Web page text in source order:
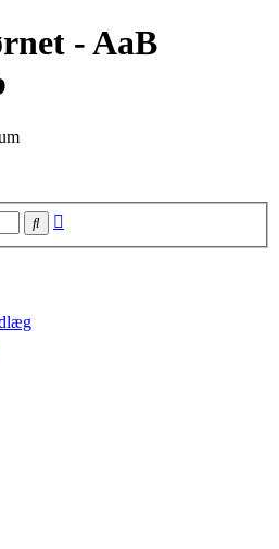
- AaB
Søg